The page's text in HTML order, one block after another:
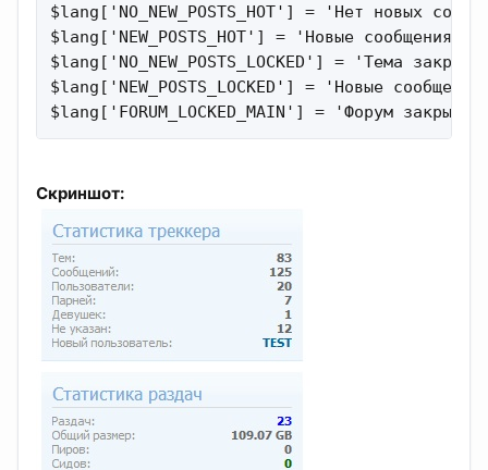
$lang['NO_NEW_POSTS_HOT'] = 'Нет новых
$lang['NEW_POSTS_HOT'] = 'Новые сообщения
$lang['NO_NEW_POSTS_LOCKED'] = 'Тема
$lang['NEW_POSTS_LOCKED'] = 'Новые
$lang['FORUM_LOCKED_MAIN'] = 'Форум закрыт';
Скриншот: